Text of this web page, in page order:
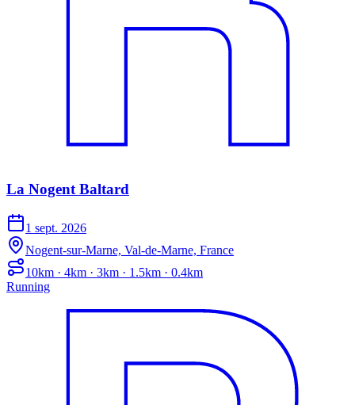
La Nogent Baltard
1 sept. 2026
Nogent-sur-Marne, Val-de-Marne, France
10km · 4km · 3km · 1.5km · 0.4km
Running